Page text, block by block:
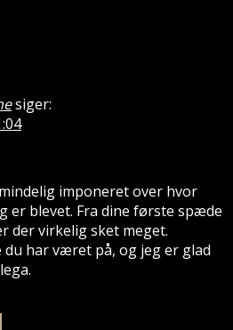
siger:
imponeret over hvor
er blevet. Fra dine første spæde
der virkelig sket meget.
du har været på, og jeg er glad